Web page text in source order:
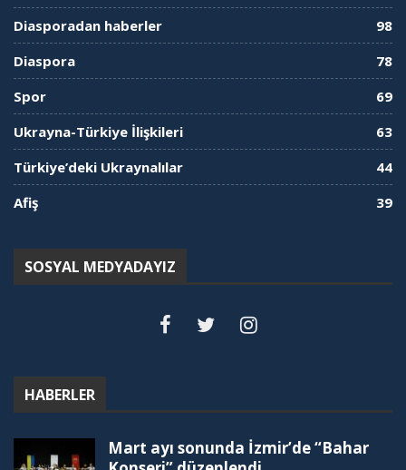
Diasporadan haberler
98
Diaspora
78
Spor
69
Ukrayna-Türkiye İlişkileri
63
Türkiye’deki Ukraynalılar
44
Afiş
39
SOSYAL MEDYADAYIZ
HABERLER
Mart ayı sonunda İzmir’de “Bahar